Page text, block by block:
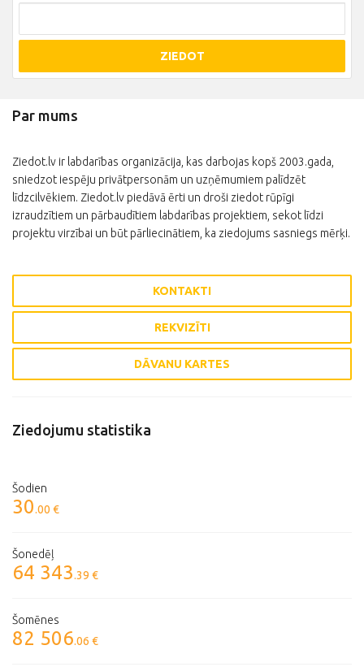
ZIEDOT
Par mums
Ziedot.lv ir labdarības organizācija, kas darbojas kopš 2003.gada,
sniedzot iespēju privātpersonām un uzņēmumiem palīdzēt
līdzcilvēkiem. Ziedot.lv piedāvā ērti un droši ziedot rūpīgi
izraudzītiem un pārbaudītiem labdarības projektiem, sekot līdzi
projektu virzībai un būt pārliecinātiem, ka ziedojums sasniegs mērķi.
KONTAKTI
REKVIZĪTI
DĀVANU KARTES
Ziedojumu statistika
Šodien
30.00 €
Šonedēļ
64 343.39 €
Šomēnes
82 506.06 €